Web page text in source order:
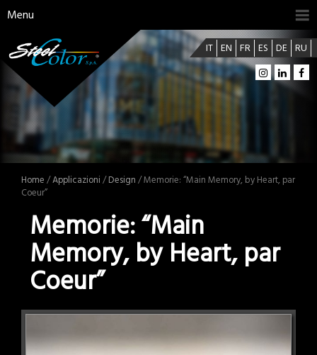
Menu
IT EN FR ES DE RU
Home /Applicazioni /Design / Memorie: “Main Memory, by Heart, par
Coeur”
Memorie: “Main
Memory, by Heart, par
Coeur”